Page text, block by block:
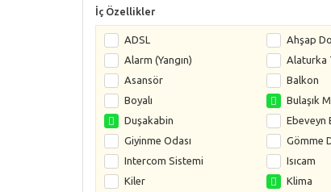
İç Özellikler
ADSL Ahşap
Alarm (Yangın)
Alaturka
Asansör
Balkon
Boyalı
Bulaşık
Duşakabin
Ebeveyn
Giyinme Odası
Gömme
Intercom Sistemi
Isıcam
Kiler
Klima